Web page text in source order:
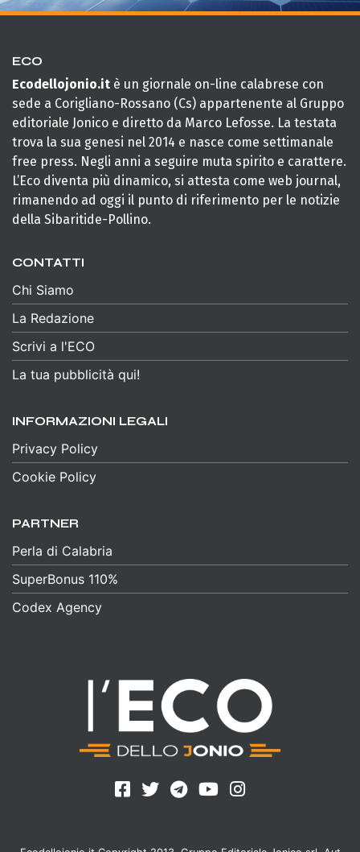
ECO
Ecodellojonio.it è un giornale on-line calabrese con
sede a Corigliano-Rossano (Cs) appartenente al Gruppo
editoriale Jonico e diretto da Marco Lefosse. La testata
trova la sua genesi nel 2014 e nasce come settimanale
free press. Negli anni a seguire muta spirito e carattere.
L’Eco diventa più dinamico, si attesta come web journal,
rimanendo ad oggi il punto di riferimento per le notizie
della Sibaritide-Pollino.
CONTATTI
Chi Siamo
La Redazione
Scrivi a l'ECO
La tua pubblicità qui!
INFORMAZIONI LEGALI
Privacy Policy
Cookie Policy
PARTNER
Perla di Calabria
SuperBonus 110%
Codex Agency